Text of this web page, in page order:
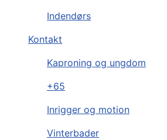
Indendørs
Kontakt
Kaproning og ungdom
+65
Inrigger og motion
Vinterbader